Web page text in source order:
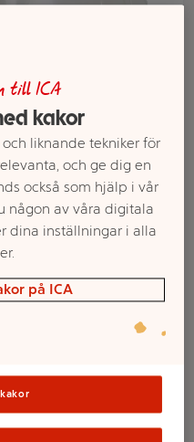
handla
till ICA
kakor
liknande tekniker för
och ge dig en
också som hjälp i vår
någon av våra digitala
dina inställningar i alla
på ICA